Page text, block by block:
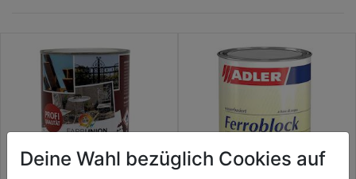
Deine Wahl bezüglich Cookies auf